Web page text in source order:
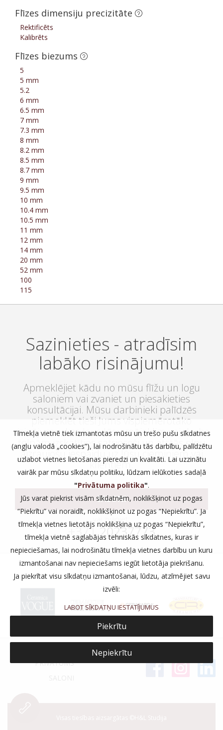
Flīzes dimensiju precizitāte
Rektificēts
Kalibrēts
Flīzes biezums
5
5 mm
5.2
6 mm
6.5 mm
7 mm
7.3 mm
8 mm
8.2 mm
8.5 mm
8.7 mm
9 mm
9.5 mm
10 mm
10.4 mm
10.5 mm
11 mm
12 mm
14 mm
20 mm
52 mm
100
115
Sazinieties - atradīsim
labāko risinājumu!
Apmeklējiet kādu no mūsu flīžu un logu
saloniem vai zvaniet un piesakieties
konsultācijai. Mūsu darbinieki palīdzēs
piemeklēt tieši Jums vispiemērotāko
risinājumu, kas ļaus Jūsu mājoklim vai darba
telpām izskatīties satriecoši un atstās elpu
aizraujošu iespaidu uz Jūsu ciemiņiem vai
klientiem.
SALONI
vai zvaniet:
+37120237773
PRIVĀTUMS
Tīmekļa vietnē tiek izmantotas mūsu un trešo pušu sīkdatnes
(angļu valodā „cookies”), lai nodrošinātu tās darbību, palīdzētu
uzlabot vietnes lietošanas pieredzi un kvalitāti. Lai uzzinātu
vairāk par mūsu sīkdatņu politiku, lūdzam ielūkoties sadaļā
"Privātuma politika".
Jūs varat piekrist visām sīkdatnēm, noklikšķinot uz pogas
“Piekrītu” vai noraidīt, noklikšķinot uz pogas “Nepiekrītu”. Ja
tīmekļa vietnes lietotājs noklikšķina uz pogas “Nepiekrītu”,
tīmekļa vietnē saglabājas tehniskās sīkdatnes, kuras ir
nepieciešamas, lai nodrošinātu tīmekļa vietnes darbību un kuru
izmantošanai nav nepieciešams iegūt lietotāja piekrišanu.
Ja piekrītat visu sīkdatņu izmantošanai, lūdzu, atzīmējiet savu
izvēli:
LABOT SĪKDATŅU IESTATĪJUMUS
Piekrītu
Nepiekrītu